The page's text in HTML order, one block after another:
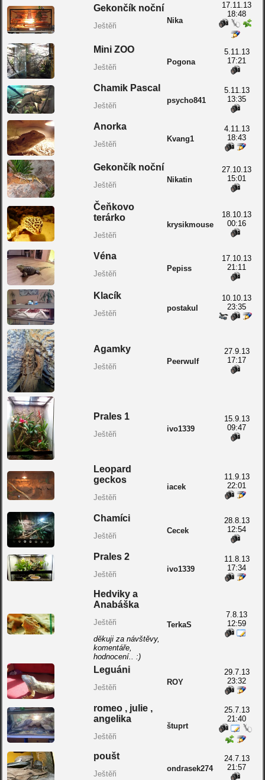
Gekončík noční
Ještěři
Nika
17.11.13
18:48
Mini ZOO
Ještěři
Pogona
5.11.13
17:21
Chamik Pascal
Ještěři
psycho841
5.11.13
13:35
Anorka
Ještěři
Kvang1
4.11.13
18:43
Gekončík noční
Ještěři
Nikatin
27.10.13
15:01
Čeňkovo
terárko
Ještěři
krysikmouse
18.10.13
00:16
Véna
Ještěři
Pepiss
17.10.13
21:11
Klacík
Ještěři
postakul
10.10.13
23:35
Agamky
Ještěři
Peerwulf
27.9.13
17:17
Prales 1
Ještěři
ivo1339
15.9.13
09:47
Leopard
geckos
Ještěři
iacek
11.9.13
22:01
Chamíci
Ještěři
Cecek
28.8.13
12:54
Prales 2
Ještěři
ivo1339
11.8.13
17:34
Hedviky a
Anabáška
Ještěři
děkuji za návštěvy,
komentáře,
hodnocení.. :)
TerkaS
7.8.13
12:59
Leguáni
Ještěři
ROY
29.7.13
23:32
romeo , julie ,
angelika
Ještěři
štuprt
25.7.13
21:40
poušt
Ještěři
ondrasek274
24.7.13
21:57